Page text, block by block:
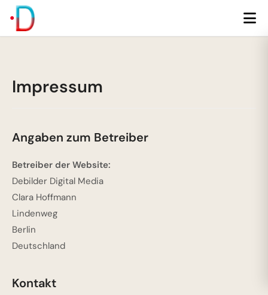
Impressum
Angaben zum Betreiber
Betreiber der Website:
Debilder Digital Media
Clara Hoffmann
Lindenweg
Berlin
Deutschland
Kontakt